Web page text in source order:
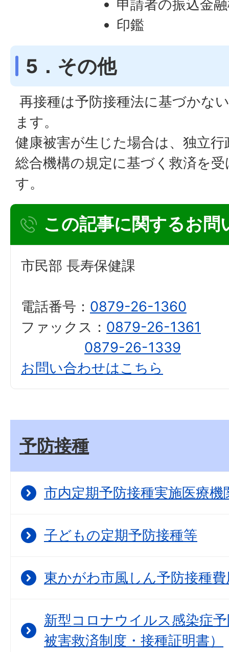
申請者の振込金
印鑑
5．その他
再接種は予防接種法に基づかな
ます。
健康被害が生じた場合は、独立
総合機構の規定に基づく救済を
す。
この記事に関するお問
市民部 長寿保健課
電話番号： 0879-26-1360
ファックス： 0879-26-1361
0879-26-1339
お問い合わせはこちら
予防接種
市内定期予防接種実施医療機
子どもの定期予防接種等
東かがわ市風しん予防接種
新型コロナウイルス感染症
被害救済制度・接種証明書）